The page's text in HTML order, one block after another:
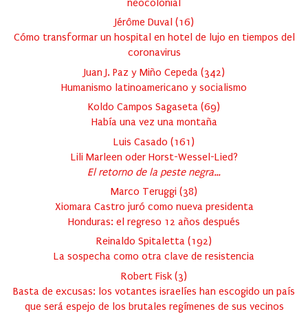
neocolonial
Jérôme Duval (16)
Cómo transformar un hospital en hotel de lujo en tiempos del
coronavirus
Juan J. Paz y Miño Cepeda (342)
Humanismo latinoamericano y socialismo
Koldo Campos Sagaseta (69)
Había una vez una montaña
Luis Casado (161 )
Lili Marleen oder Horst-Wessel-Lied?
El retorno de la peste negra…
Marco Teruggi (38)
Xiomara Castro juró como nueva presidenta
Honduras: el regreso 12 años después
Reinaldo Spitaletta (192)
La sospecha como otra clave de resistencia
Robert Fisk (3)
Basta de excusas: los votantes israelíes han escogido un país
que será espejo de los brutales regímenes de sus vecinos